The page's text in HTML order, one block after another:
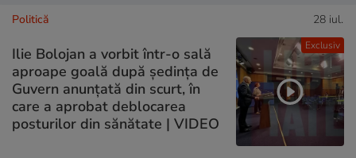
Exclusiv
Politică 28 iul.
Ilie Bolojan a vorbit într-o sală
aproape goală după ședința de
Guvern anunțată din scurt, în
care a aprobat deblocarea
posturilor din sănătate | VIDEO